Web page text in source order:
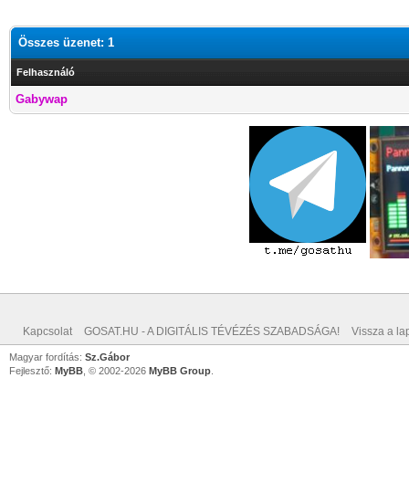
Összes üzenet: 1
Felhasználó
Gabywap
Kapcsolat GOSAT.HU - A DIGITÁLIS TÉVÉZÉS SZABADSÁGA! Vissza a
Magyar fordítás: Sz.Gábor
Fejlesztő: MyBB , © 2002-2026 MyBB Group